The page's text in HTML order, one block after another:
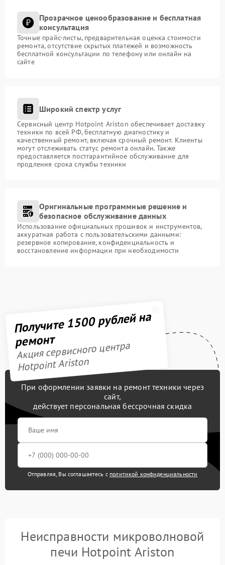
Прозрачное ценообразование и бесплатная
консультация
Точные прайс-листы, предварительная оценка стоимости
ремонта, отсутствие скрытых платежей и возможность
бесплатной консультации по телефону или онлайн на
сайте
Широкий спектр услуг
Сервисный центр Hotpoint Ariston обеспечивает доставку
техники по всей РФ, бесплатную диагностику и
качественный ремонт, включая срочный ремонт. Клиенты
могут отслеживать статус ремонта онлайн. Также
предоставляется постгарантийное обслуживание для
продления срока службы техники
Оригинальные программные решение и
безопасное обслуживание данных
Использование официальных прошивок и инструментов,
аккуратная работа с пользовательскими данными:
резервное копирование, конфиденциальность и
восстановление информации при необходимости
Получите 1500 рублей на
ремонт
Акция сервисного центра
Hotpoint Ariston
При оформлении заявки на ремонт техники через
сайт,
действует персональная бессрочная скидка
Отправляя, Вы соглашаетесь с политикой конфиденциальности
Неисправности микроволновой
печи Hotpoint Ariston